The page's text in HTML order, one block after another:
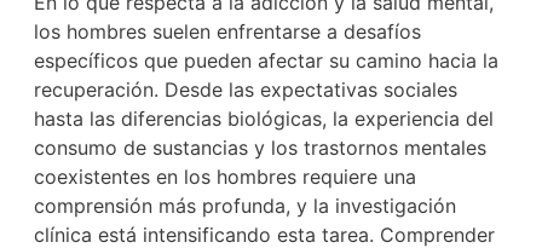
los hombres suelen enfrentarse a desafíos
específicos que pueden afectar su camino hacia la
recuperación. Desde las expectativas sociales
hasta las diferencias biológicas, la experiencia del
consumo de sustancias y los trastornos mentales
coexistentes en los hombres requiere una
comprensión más profunda, y la investigación
clínica está intensificando esta tarea. Comprender